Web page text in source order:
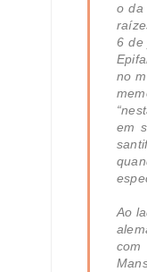
o da
6 de
no
em
Ao
com